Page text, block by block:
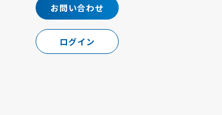
お問い合わせ
ログイン